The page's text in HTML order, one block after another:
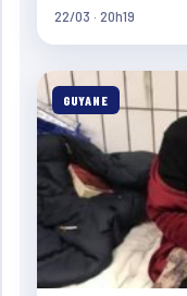
22/03 · 20h19
GUYANE